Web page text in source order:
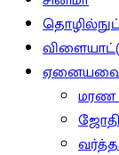
மரண